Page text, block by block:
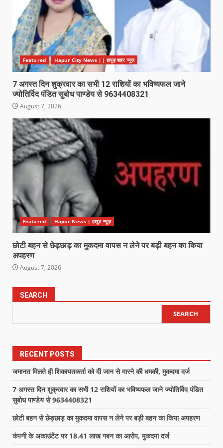
Featured Hapur City News || हापुड़ शहर न्यूज़
7 अगस्त दिन शुक्रवार का सभी 12 राशियों का भविष्यफल जाने
ज्योतिर्विद पंडित सुबोध पाण्डेय से 9634408321
August 7, 2026
Featured Hapur News | हापुड़ न्यूज़
छोटी बहन से छेड़छाड़ का मुकदमा वापस न लेने पर बड़ी बहन का किया
अपहरण
August 7, 2026
SEARCH
SEARCH
RECENT POSTS
जमानत मिलते ही शिकायतकर्ता को दी जान से मारने की धमकी, मुकदमा दर्ज
7 अगस्त दिन शुक्रवार का सभी 12 राशियों का भविष्यफल जाने ज्योतिर्विद पंडित
सुबोध पाण्डेय से 9634408321
छोटी बहन से छेड़छाड़ का मुकदमा वापस न लेने पर बड़ी बहन का किया अपहरण
कंपनी के अकाउंटेंट पर 18.41 लाख गबन का आरोप, मुकदमा दर्ज